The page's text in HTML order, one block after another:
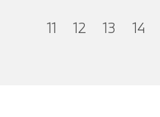
11 12 13 14